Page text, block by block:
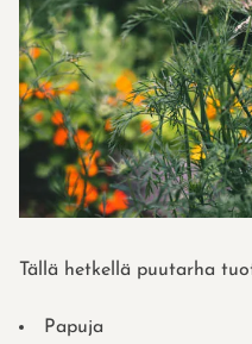
Tällä hetkellä puutarha
Papuja